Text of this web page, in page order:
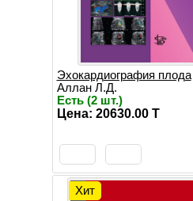
Эхокардиография плода
Аллан Л.Д.
Есть (2 шт.)
Цена: 20630.00 T
Хит